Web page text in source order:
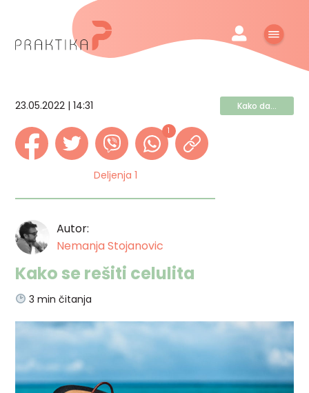
23.05.2022 | 14:31 Kako da...
1
Deljenja 1
Autor:
Nemanja Stojanovic
Kako se rešiti celulita
3 min čitanja